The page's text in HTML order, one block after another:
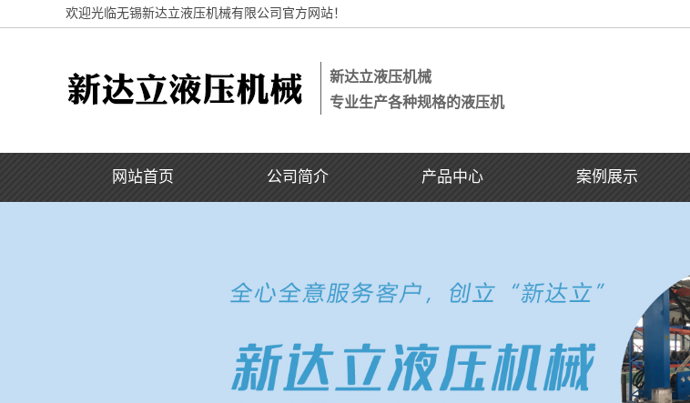
欢迎光临无锡新达立液压机械有限公司官方网站！
新达立液压机械
专业生产各种规格的液压机
网站首页 公司简介 产品中心 案例展示